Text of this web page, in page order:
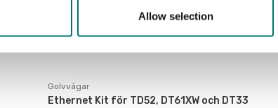
Allow selection
Golvvågar
Ethernet Kit för TD52, DT61XW och DT33